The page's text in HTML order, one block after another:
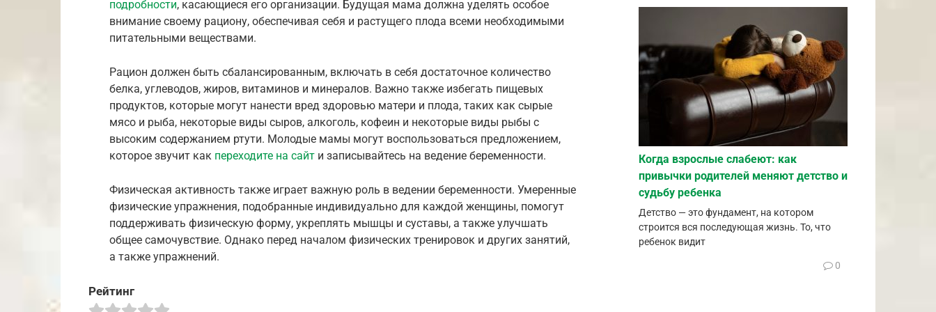
подробности, касающиеся его организации. Будущая мама должна уделять особое
внимание своему рациону, обеспечивая себя и растущего плода всеми необходимыми
питательными веществами.
Рацион должен быть сбалансированным, включать в себя достаточное количество
белка, углеводов, жиров, витаминов и минералов. Важно также избегать пищевых
продуктов, которые могут нанести вред здоровью матери и плода, таких как сырые
мясо и рыба, некоторые виды сыров, алкоголь, кофеин и некоторые виды рыбы с
высоким содержанием ртути. Молодые мамы могут воспользоваться предложением,
которое звучит как переходите на сайт и записывайтесь на ведение беременности.
Физическая активность также играет важную роль в ведении беременности. Умеренные
физические упражнения, подобранные индивидуально для каждой женщины, помогут
поддерживать физическую форму, укреплять мышцы и суставы, а также улучшать
общее самочувствие. Однако перед началом физических тренировок и других занятий,
а также упражнений.
Рейтинг
Когда взрослые слабеют: как
привычки родителей меняют детство и
судьбу ребенка
Детство — это фундамент, на котором
строится вся последующая жизнь. То, что
ребенок видит
0